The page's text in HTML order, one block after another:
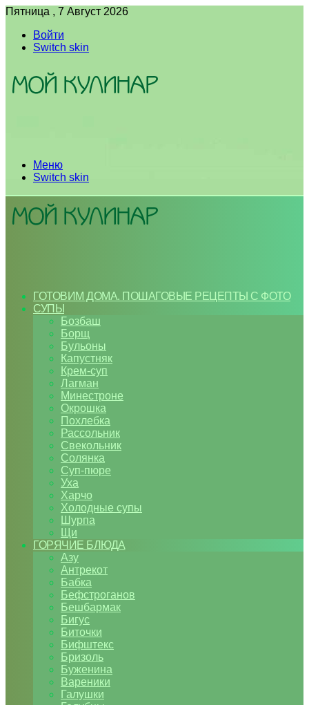
Пятница , 7 Август 2026
Войти
Switch skin
Меню
Switch skin
ГОТОВИМ ДОМА. ПОШАГОВЫЕ РЕЦЕПТЫ С ФОТО
СУПЫ
Бозбаш
Борщ
Бульоны
Капустняк
Крем-суп
Лагман
Минестроне
Окрошка
Похлебка
Рассольник
Свекольник
Солянка
Суп-пюре
Уха
Харчо
Холодные супы
Шурпа
Щи
ГОРЯЧИЕ БЛЮДА
Азу
Антрекот
Бабка
Бефстроганов
Бешбармак
Бигус
Биточки
Бифштекс
Бризоль
Буженина
Вареники
Галушки